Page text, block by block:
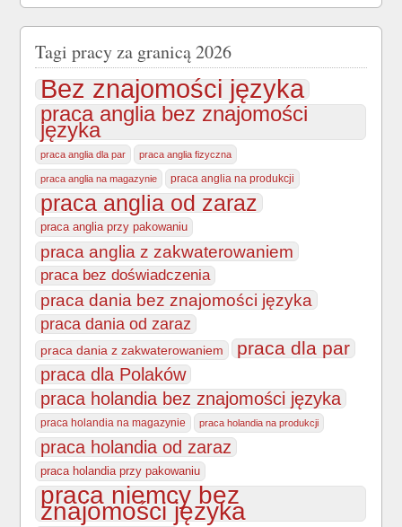
Tagi pracy za granicą 2026
Bez znajomości języka
praca anglia bez znajomości
języka
praca anglia dla par praca anglia fizyczna
praca anglia na magazynie praca anglia na produkcji
praca anglia od zaraz
praca anglia przy pakowaniu
praca anglia z zakwaterowaniem
praca bez doświadczenia
praca dania bez znajomości języka
praca dania od zaraz
praca dania z zakwaterowaniem praca dla par
praca dla Polaków
praca holandia bez znajomości języka
praca holandia na magazynie praca holandia na produkcji
praca holandia od zaraz
praca holandia przy pakowaniu
praca niemcy bez
znajomości języka